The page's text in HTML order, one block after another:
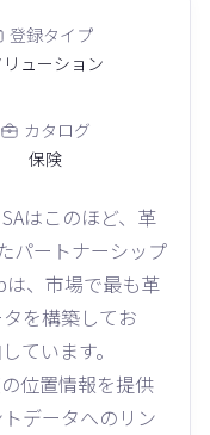
登録タイプ
リューション
カタログ
保険
はこのほど、革
パートナーシップ
、市場で最も革
を構築してお
ています。
位置情報を提供
データへのリン